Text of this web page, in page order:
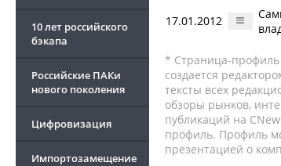
10 лет российского
бэкапа
Российские ПАКи
нового поколения
Цифровизация
Импортозамещение
17.01.2012
* Страница-профиль
создается
тексты всех
обзоры рынков,
публикаций на
профиль. Профиль
презентацией о